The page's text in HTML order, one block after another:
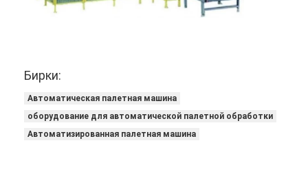
Продукция
контроль качества
Бирки:
Автоматическая палетная машина
оборудование для автоматической палетной обработки
Автоматизированная палетная машина